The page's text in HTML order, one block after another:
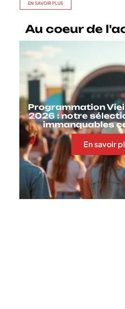
EN SAVOIR PLUS
Au coeur de
Programmation
2026 : notre
immanquables
En savoir